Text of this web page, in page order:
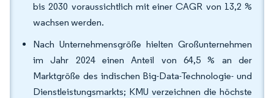
bis 2030 voraussichtlich mit einer CAGR von 13,2 %
wachsen werden.
Nach Unternehmensgröße hielten Großunternehmen
im Jahr 2024 einen Anteil von 64,5 % an der
Marktgröße des indischen Big-Data-Technologie- und
Dienstleistungsmarkts; KMU verzeichnen die höchste